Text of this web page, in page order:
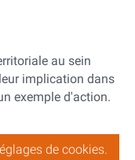
au sein
implication dans
exemple d'action.
de cookies.